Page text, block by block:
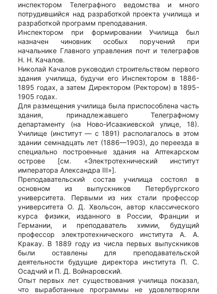
инспектором Телеграфного ведомства и много
потрудившийся над разработкой проекта училища и
разработкой программ преподавания.
Инспектором при формировании Училища был
назначен чиновник особых поручений при
начальнике Главного управления почт и телеграфов
Н. Н. Качалов.
Николай Качалов руководил строительством первого
здания училища, будучи его Инспектором в 1886-
1895 годах, а затем Директором (Ректором) в 1895-
1905 годах.
Для размещения училища была приспособлена часть
здания, принадлежавшего Телеграфному
департаменту (на Ново-Исаакиевской улице, 18).
Училище (институт — с 1891) располагалось в этом
здании семнадцать лет (1886—1903), до переезда в
специально построенные здания на Аптекарском
острове [см. «Электротехнический институт
императора Александра III»].
Преподавательский состав училища состоял в
основном из выпускников Петербургского
университета. Первыми из них стали профессор
университета О. Д. Хвольсон, автор классического
курса физики, изданного в России, Франции и
Германии, и преподаватель химии, будущий
профессор электротехнического института А. А.
Кракау. В 1889 году из числа первых выпускников
были оставлены для преподавательской
деятельности будущие директора института П. С.
Осадчий и П. Д. Войнаровский.
Опыт первых лет существования училища показал,
что выработанные программы не удовлетворяли